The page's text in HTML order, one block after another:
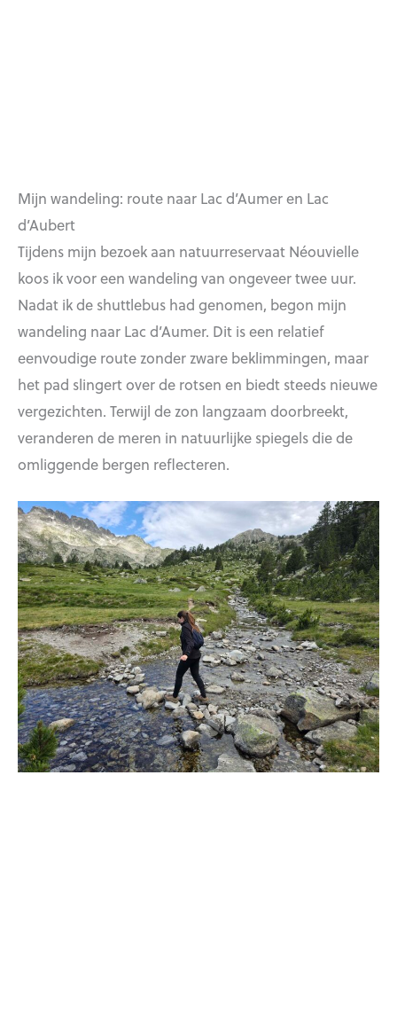
Mijn wandeling: route naar Lac d’Aumer en Lac
d’Aubert
Tijdens mijn bezoek aan natuurreservaat Néouvielle
koos ik voor een wandeling van ongeveer twee uur.
Nadat ik de shuttlebus had genomen, begon mijn
wandeling naar Lac d’Aumer. Dit is een relatief
eenvoudige route zonder zware beklimmingen, maar
het pad slingert over de rotsen en biedt steeds nieuwe
vergezichten. Terwijl de zon langzaam doorbreekt,
veranderen de meren in natuurlijke spiegels die de
omliggende bergen reflecteren.